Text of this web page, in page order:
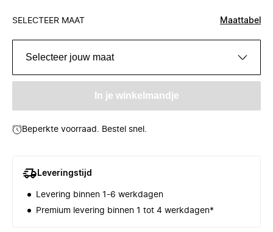
SELECTEER MAAT Maattabel
Selecteer jouw maat
In je winkelmandje
Beperkte voorraad. Bestel snel.
Leveringstijd
Levering binnen 1-6 werkdagen
Premium levering binnen 1 tot 4 werkdagen*